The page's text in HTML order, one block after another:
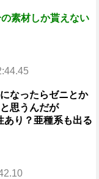
素材しか貰えない
なったらゼニとか
思うんだが
り？亜種系も出る